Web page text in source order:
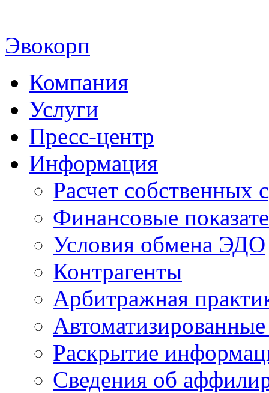
Эвокорп
Компания
Услуги
Пресс-центр
Информация
Расчет собственных
Финансовые
Условия обмена ЭДО
Контрагенты
Арбитражная
Раскрытие
Сведения об